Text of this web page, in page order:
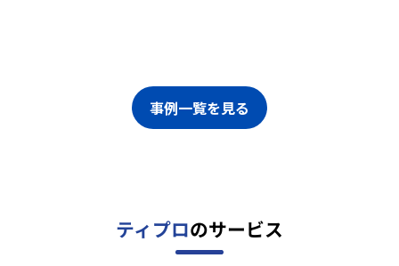
事例一覧を見る
ティプロのサービス